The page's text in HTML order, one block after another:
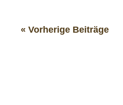
« Vorherige Beiträge